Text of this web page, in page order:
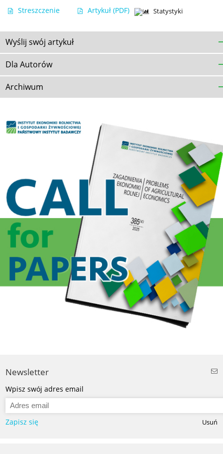
Streszczenie Artykuł (PDF) Statystyki
Wyślij swój artykuł
Dla Autorów
Archiwum
Newsletter
Wpisz swój adres email
Zapisz się Usuń